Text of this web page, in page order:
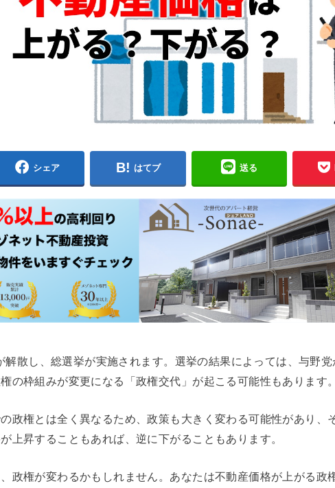
シェア はてブ 送る
解散し、総選挙が実施されます。選挙の結果によっては、与野
の枠組みが変更になる「政権交代」が起こる可能性もあります。
政権とは全く異なるため、政策も大きく変わる可能性があり、
上昇することもあれば、逆に下がることもあります。
政権が変わるかもしれません。あなたは不動産価格が上がる政